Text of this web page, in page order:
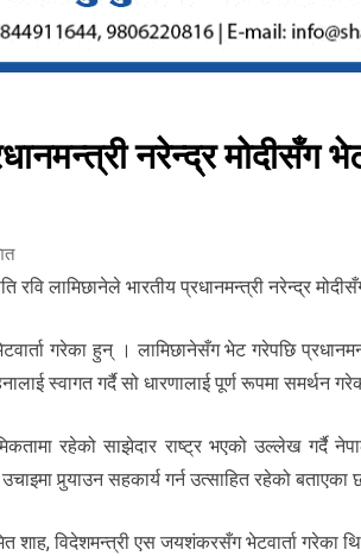
नरेन्द्र मोदीसँग
रवि लामिछानेले भारतीय प्रधानमन्त्री नरेन्द्र
गरेका हुन् । लामिछानेसँग भेट गरेपछि
स्वागत गर्दै सो धारणालाई पूर्ण रूपमा समर्थन
रहेको साझेदार राष्ट्र भएको उल्लेख गर्दै
पुर्‍याउन सहकार्य गर्न उत्साहित रहेको बताएका
शाह, विदेशमन्त्री एस जयशंकरसँग भेटवार्ता गरेका